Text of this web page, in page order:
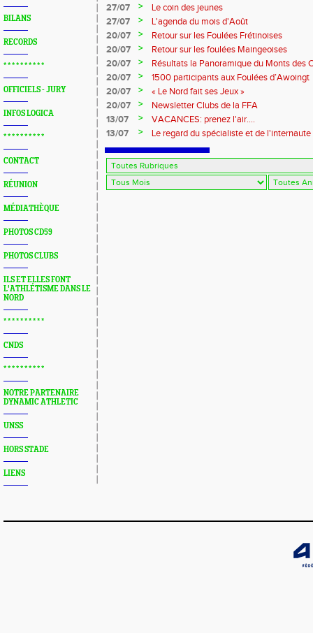
BILANS
RECORDS
* * * * * * * * * *
OFFICIELS - JURY
INFOS LOGICA
* * * * * * * * * *
CONTACT
RÉUNION
MÉDIATHÈQUE
PHOTOS CD59
PHOTOS CLUBS
ILS ET ELLES FONT
L'ATHLÉTISME DANS LE
NORD
* * * * * * * * * *
CNDS
* * * * * * * * * *
NOTRE PARTENAIRE
DYNAMIC ATHLETIC
UNSS
HORS STADE
LIENS
27/07
>
Le coin des jeunes
27/07
>
L'agenda du mois d'Août
20/07
>
Retour sur les Foulées Frétinoises
20/07
>
Retour sur les foulées Maingeoises
20/07
>
Résultats la Panoramique du Monts des
20/07
>
1500 participants aux Foulées d’Awoingt
20/07
>
« Le Nord fait ses Jeux »
20/07
>
Newsletter Clubs de la FFA
13/07
>
VACANCES: prenez l'air....
13/07
> Le regard du spécialiste et de l'internaute